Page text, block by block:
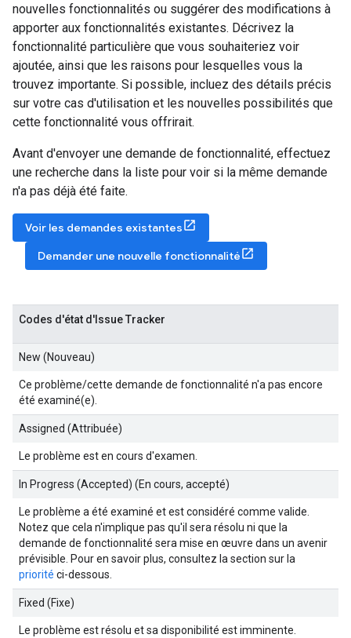
nouvelles fonctionnalités ou suggérer des modifications à
apporter aux fonctionnalités existantes. Décrivez la
fonctionnalité particulière que vous souhaiteriez voir
ajoutée, ainsi que les raisons pour lesquelles vous la
trouvez importante. Si possible, incluez des détails précis
sur votre cas d'utilisation et les nouvelles possibilités que
cette fonctionnalité vous offrirait.
Avant d'envoyer une demande de fonctionnalité, effectuez
une recherche dans la liste pour voir si la même demande
n'a pas déjà été faite.
Voir les demandes existantes
Demander une nouvelle fonctionnalité
Codes d'état d'Issue Tracker
New (Nouveau)
Ce problème/cette demande de fonctionnalité n'a pas encore
été examiné(e).
Assigned (Attribuée)
Le problème est en cours d'examen.
In Progress (Accepted) (En cours, accepté)
Le problème a été examiné et est considéré comme valide.
Notez que cela n'implique pas qu'il sera résolu ni que la
demande de fonctionnalité sera mise en œuvre dans un avenir
prévisible. Pour en savoir plus, consultez la section sur la
priorité ci-dessous.
Fixed (Fixe)
Le problème est résolu et sa disponibilité est imminente.